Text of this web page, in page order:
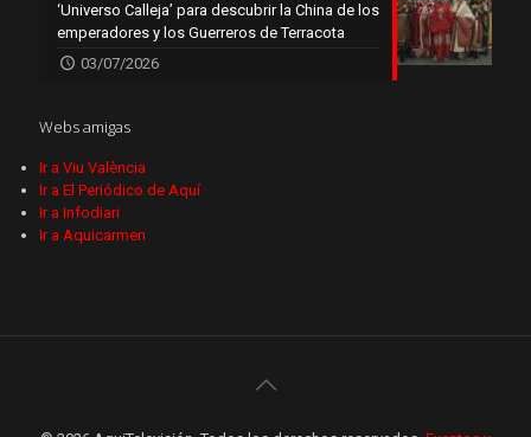
‘Universo Calleja’ para descubrir la China de los
emperadores y los Guerreros de Terracota
03/07/2026
Webs amigas
Ir a Viu València
Ir a El Periódico de Aquí
Ir a Infodiari
Ir a Aquicarmen